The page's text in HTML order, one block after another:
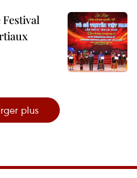
Festival
plus